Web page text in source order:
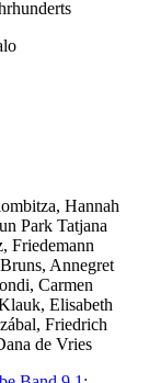
Hannah
Park Tatjana
Friedemann
Annegret
Carmen
Elisabeth
Friedrich
de Vries